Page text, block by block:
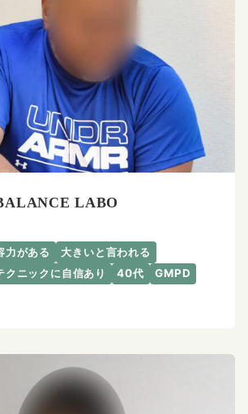
LABO
力がある
大きいと言われる
クニックに自信あり 40代 GMPD